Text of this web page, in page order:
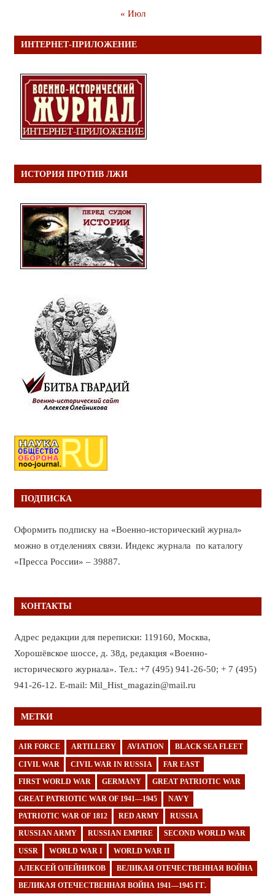
« Июл
ИНТЕРНЕТ-ПРИЛОЖЕНИЕ
ИСТОРИЯ ПРОТИВ ЛЖИ
ПОДПИСКА
Оформить подписку на «Военно-исторический журнал»
можно в отделениях связи. Индекс журнала по каталогу
«Пресса России» – 39887.
КОНТАКТЫ
Адрес редакции для переписки: 119160, Москва,
Хорошёвское шоссе, д. 38д, редакция «Военно-
исторического журнала». Тел.: +7 (495) 941-26-50; + 7 (495)
941-26-12. E-mail: Mil_Hist_magazin@mail.ru
МЕТКИ
AIR FORCE ARTILLERY AVIATION BLACK SEA FLEET
CIVIL WAR CIVIL WAR IN RUSSIA FAR EAST
FIRST WORLD WAR GERMANY GREAT PATRIOTIC WAR
GREAT PATRIOTIC WAR OF 1941—1945 NAVY
PATRIOTIC WAR OF 1812 RED ARMY RUSSIA
RUSSIAN ARMY RUSSIAN EMPIRE SECOND WORLD WAR
USSR WORLD WAR I WORLD WAR II
АЛЕКСЕЙ ОЛЕЙНИКОВ ВЕЛИКАЯ ОТЕЧЕСТВЕННАЯ ВОЙНА
ВЕЛИКАЯ ОТЕЧЕСТВЕННАЯ ВОЙНА 1941—1945 ГГ.